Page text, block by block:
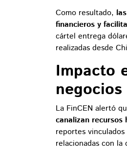
Como resultado,
financieros y
cártel entrega
realizadas desde
Impacto
negocios
La FinCEN alertó
canalizan recursos
reportes
relacionadas con la